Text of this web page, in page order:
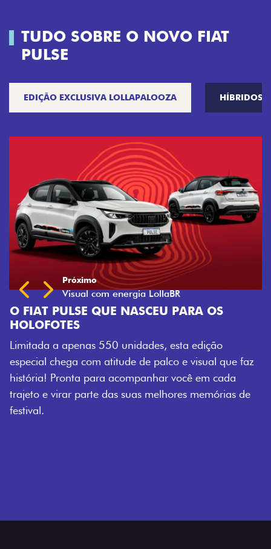
TUDO SOBRE O NOVO FIAT
PULSE
EDIÇÃO EXCLUSIVA LOLLAPALOOZA HÍBRIDOS
PARA OS
esta edição
de palco e visual que faz
você em cada
melhores memórias de